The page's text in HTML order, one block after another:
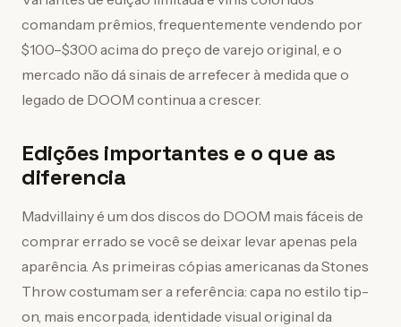
comandam prêmios, frequentemente vendendo por
$100–$300 acima do preço de varejo original, e o
mercado não dá sinais de arrefecer à medida que o
legado de DOOM continua a crescer.
Edições importantes e o que as
diferencia
Madvillainy é um dos discos do DOOM mais fáceis de
comprar errado se você se deixar levar apenas pela
aparência. As primeiras cópias americanas da Stones
Throw costumam ser a referência: capa no estilo tip-
on, mais encorpada, identidade visual original da